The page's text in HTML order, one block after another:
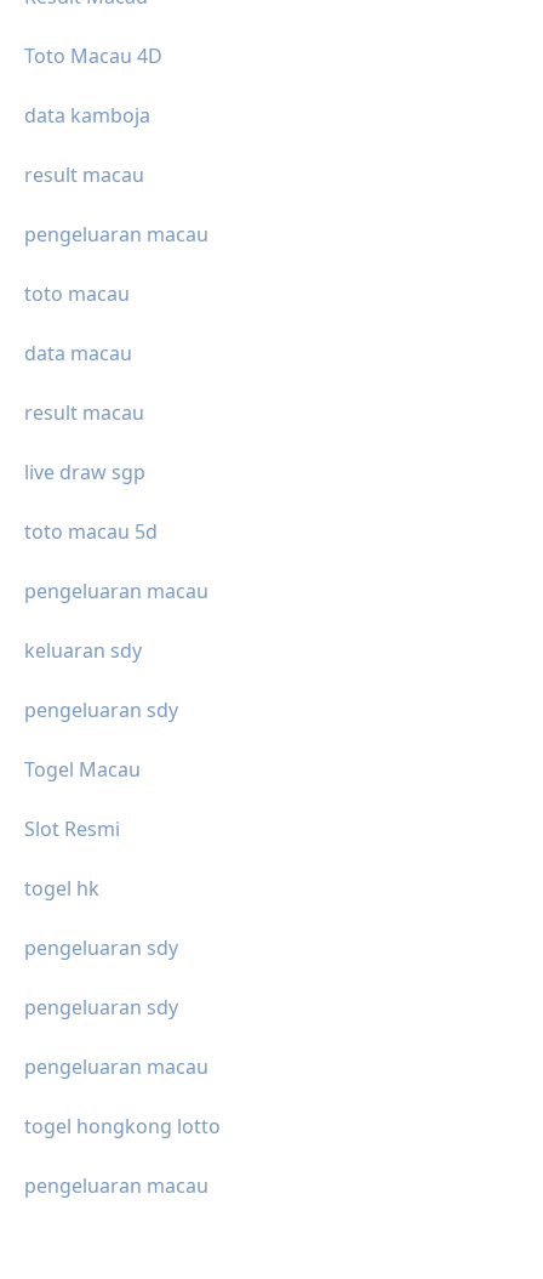
Toto Macau 4D
data kamboja
result macau
pengeluaran macau
toto macau
data macau
result macau
live draw sgp
toto macau 5d
pengeluaran macau
keluaran sdy
pengeluaran sdy
Togel Macau
Slot Resmi
togel hk
pengeluaran sdy
pengeluaran sdy
pengeluaran macau
togel hongkong lotto
pengeluaran macau